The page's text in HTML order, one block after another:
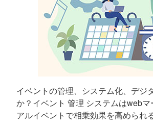
イベントの管理、システム化、デジ
か？イベント 管理 システムはwebマ
アルイベントで相乗効果を高められ